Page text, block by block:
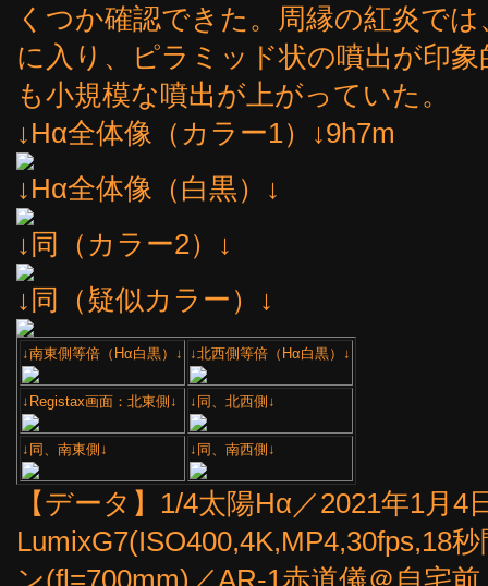
くつか確認できた。周縁の紅炎で
に入り、ピラミッド状の噴出が印
も小規模な噴出が上がっていた。
↓Hα全体像（カラー1）↓9h7m
↓Hα全体像（白黒）↓
↓同（カラー2）↓
↓同（疑似カラー）↓
↓南東側等倍（Hα白黒）↓ ↓北西側等倍（Hα白黒）↓
↓Registax画面：北東側↓ ↓同、北西側↓
↓同、南東側↓ ↓同、南西側↓
【データ】1/4太陽Hα／2021年1月4
LumixG7(ISO400,4K,MP4,30fps,18
ン(fl=700mm)／AR-1赤道儀＠自宅前